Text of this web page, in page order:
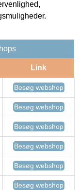
Link
Besøg webshop
Besøg webshop
Besøg webshop
Besøg webshop
Besøg webshop
Besøg webshop